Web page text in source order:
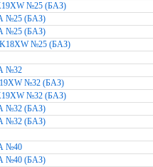
№25 (БАЗ)
№25 (БАЗ)
№25 (БАЗ)
№25 (БАЗ)
№32
№32 (БАЗ)
№32 (БАЗ)
№32 (БАЗ)
№32 (БАЗ)
№40
№40 (БАЗ)